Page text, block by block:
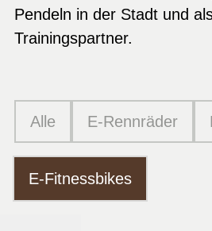
Pendeln in der Stadt und
Trainingspartner.
Alle E-Rennräder
E-Fitnessbikes